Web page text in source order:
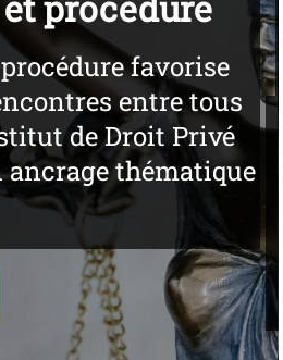
responsabilité
L'axe contrat et
fédère les activités de
l'Institut de droit
relatives. Elles sont
couvrent les
la matière.